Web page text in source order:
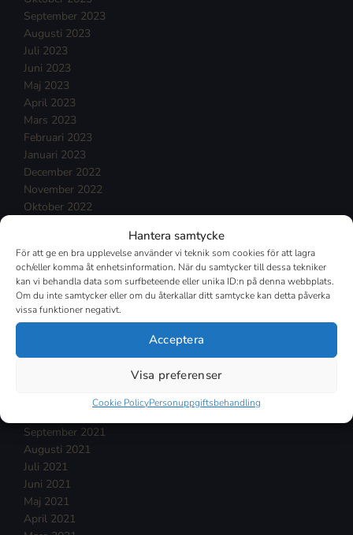
Hantera samtycke
För att ge en bra upplevelse använder vi teknik som cookies för att lagra
och/eller komma åt enhetsinformation. När du samtycker till dessa tekniker
kan vi behandla data som surfbeteende eller unika ID:n på denna webbplats.
Om du inte samtycker eller om du återkallar ditt samtycke kan detta påverka
vissa funktioner negativt.
Acceptera
Visa preferenser
Cookie PolicyPersonuppgiftsbehandling
September 2023
Augusti 2023
Juli 2023
Juni 2023
Maj 2023
April 2023
Mars 2023
Februari 2023
Januari 2023
December 2022
November 2022
Oktober 2022
Juli 2022
Juni 2022
Maj 2022
April 2022
November 2021
September 2021
Augusti 2021
Juli 2021
Juni 2021
Maj 2021
April 2021